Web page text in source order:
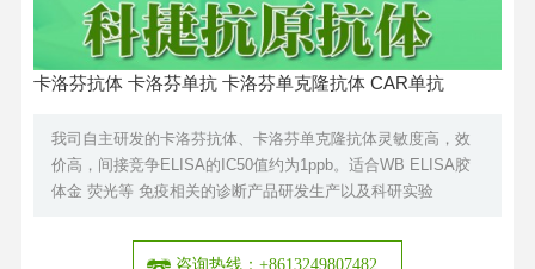
卡洛芬抗体 卡洛芬单抗 卡洛芬单克隆抗体 CAR单抗
我司自主研发的卡洛芬抗体、卡洛芬单克隆抗体灵敏度高，效
价高，间接竞争ELISA的IC50值约为1ppb。适合WB ELISA胶
体金 荧光等 免疫相关的诊断产品研发生产以及科研实验
咨询热线：+8613249807482